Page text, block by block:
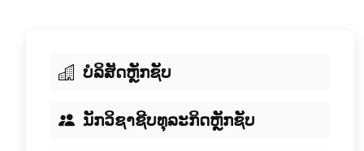
ບໍລິສັດຫຼັກຊັບ
ນັກວິຊາຊີບທຸລະກິດຫຼັກຊັບ